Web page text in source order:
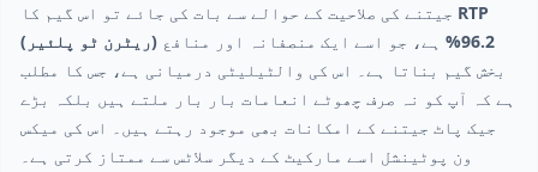
RTP
(ریٹرن ٹو پلئیر) 96.2%
ہے، جو اسے ایک منصفانہ اور منافع
بخش گیم بناتا ہے۔ اس کی والٹیلیٹی درمیانی ہے، جس کا مطلب
ہے کہ آپ کو نہ صرف چھوٹے انعامات بار بار ملتے ہیں بلکہ بڑے
جیک پاٹ جیتنے کے امکانات بھی موجود رہتے ہیں۔ اس کی میکس
ون پوٹینشل اسے مارکیٹ کے دیگر سلاٹس سے ممتاز کرتی ہے۔